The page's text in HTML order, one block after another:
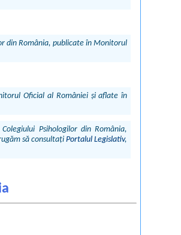
din România, publicate în Monitorul
Oficial al României și aflate în
Psihologilor din România,
să consultațiPortalul Legislativ,